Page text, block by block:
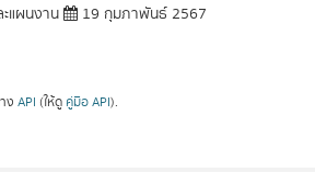
แผนงาน 19 กุมภาพันธ์ 2567
ง API (ให้ดู คู่มือ API).